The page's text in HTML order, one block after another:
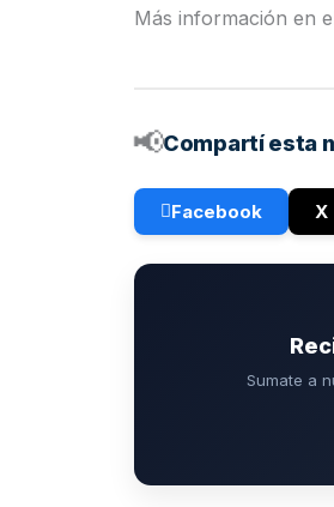
Más información en
📢Compartí esta
Facebook X
Sumate a